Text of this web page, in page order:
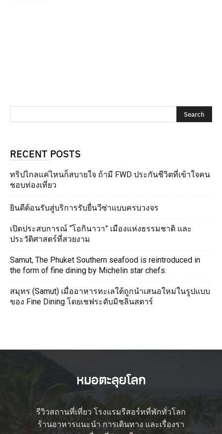
RECENT POSTS
ทริปไกลแค่ไหนก็สบายใจ ถ้ามี FWD ประกันชีวิตที่เข้าใจคน
ชอบท่องเที่ยว
ยินดีต้อนรับสู่บริการรับยื่นวีซ่าแบบครบวงจร
เปิดประสบการณ์ “โอกินาวา” เมืองแห่งธรรมชาติ และ
ประวัติศาสตร์ที่สวยงาม
Samut, The Phuket Southern seafood is reintroduced in
the form of fine dining by Michelin star chefs.
สมุทร (Samut) เมื่ออาหารทะเลใต้ถูกนำเสนอใหม่ในรูปแบบ
ของ Fine Dining โดยเชฟระดับมิชลินสตาร์
รีวิวสถานที่เที่ยว โรงแรมรีสอร์ทที่พักทั่วโลก
ร้านอาหารแนะนำ การเดินทาง และเรื่องรา